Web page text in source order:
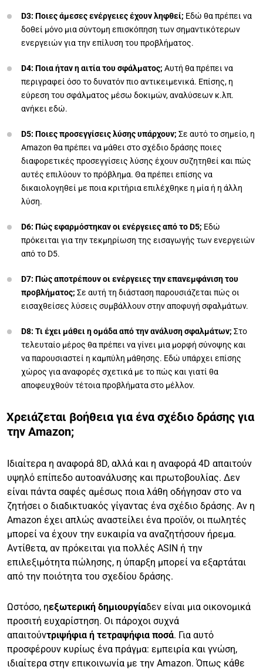
D3: Ποιες άμεσες ενέργειες έχουν ληφθεί; Εδώ θα πρέπει να
δοθεί μόνο μια σύντομη επισκόπηση των σημαντικότερων
ενεργειών για την επίλυση του προβλήματος.
D4: Ποια ήταν η αιτία του σφάλματος; Αυτή θα πρέπει να
περιγραφεί όσο το δυνατόν πιο αντικειμενικά. Επίσης, η
εύρεση του σφάλματος μέσω δοκιμών, αναλύσεων κ.λπ.
ανήκει εδώ.
D5: Ποιες προσεγγίσεις λύσης υπάρχουν; Σε αυτό το σημείο, η
Amazon θα πρέπει να μάθει στο σχέδιο δράσης ποιες
διαφορετικές προσεγγίσεις λύσης έχουν συζητηθεί και πώς
αυτές επιλύουν το πρόβλημα. Θα πρέπει επίσης να
δικαιολογηθεί με ποια κριτήρια επιλέχθηκε η μία ή η άλλη
λύση.
D6: Πώς εφαρμόστηκαν οι ενέργειες από το D5; Εδώ
πρόκειται για την τεκμηρίωση της εισαγωγής των ενεργειών
από το D5.
D7: Πώς αποτρέπουν οι ενέργειες την επανεμφάνιση του
προβλήματος; Σε αυτή τη διάσταση παρουσιάζεται πώς οι
εισαχθείσες λύσεις συμβάλλουν στην αποφυγή σφαλμάτων.
D8: Τι έχει μάθει η ομάδα από την ανάλυση σφαλμάτων; Στο
τελευταίο μέρος θα πρέπει να γίνει μια μορφή σύνοψης και
να παρουσιαστεί η καμπύλη μάθησης. Εδώ υπάρχει επίσης
χώρος για αναφορές σχετικά με το πώς και γιατί θα
αποφευχθούν τέτοια προβλήματα στο μέλλον.
Χρειάζεται βοήθεια για ένα σχέδιο δράσης για
την Amazon;
Ιδιαίτερα η αναφορά 8D, αλλά και η αναφορά 4D απαιτούν
υψηλό επίπεδο αυτοανάλυσης και πρωτοβουλίας. Δεν
είναι πάντα σαφές αμέσως ποια λάθη οδήγησαν στο να
ζητήσει ο διαδικτυακός γίγαντας ένα σχέδιο δράσης. Αν η
Amazon έχει απλώς αναστείλει ένα προϊόν, οι πωλητές
μπορεί να έχουν την ευκαιρία να αναζητήσουν ήρεμα.
Αντίθετα, αν πρόκειται για πολλές ASIN ή την
επιλεξιμότητα πώλησης, η ύπαρξη μπορεί να εξαρτάται
από την ποιότητα του σχεδίου δράσης.
Ωστόσο, ηεξωτερική δημιουργίαδεν είναι μια οικονομικά
προσιτή ευχαρίστηση. Οι πάροχοι συχνά
απαιτούντριψήφια ή τετραψήφια ποσά. Για αυτό
προσφέρουν κυρίως ένα πράγμα: εμπειρία και γνώση,
ιδιαίτερα στην επικοινωνία με την Amazon. Όπως κάθε